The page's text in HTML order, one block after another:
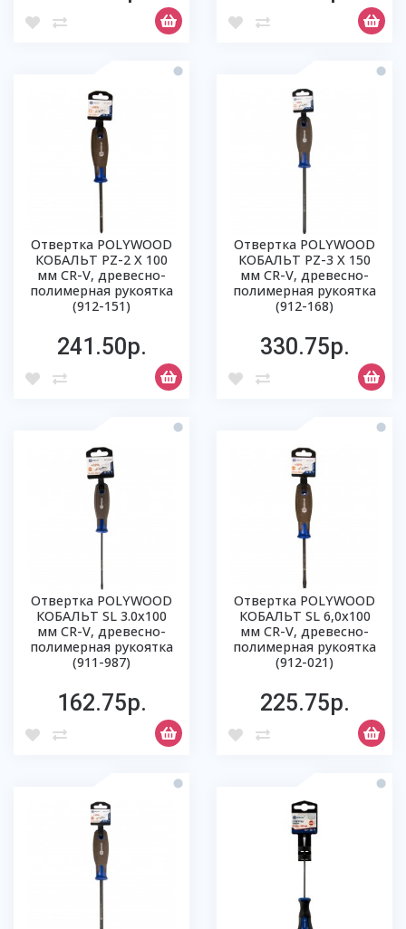
Отвертка POLYWOOD
КОБАЛЬТ PZ-2 Х 100
мм CR-V, древесно-
полимерная рукоятка
(912-151)
241.50р.
Отвертка POLYWOOD
КОБАЛЬТ PZ-3 Х 150
мм CR-V, древесно-
полимерная рукоятка
(912-168)
330.75р.
Отвертка POLYWOOD
КОБАЛЬТ SL 3.0х100
мм CR-V, древесно-
полимерная рукоятка
(911-987)
162.75р.
Отвертка POLYWOOD
КОБАЛЬТ SL 6,0х100
мм CR-V, древесно-
полимерная рукоятка
(912-021)
225.75р.